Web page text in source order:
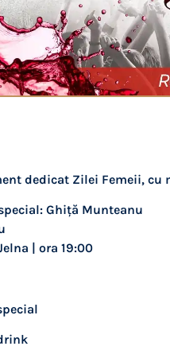
dedicat Zilei Femeii, cu
Ghiță Munteanu
| ora 19:00